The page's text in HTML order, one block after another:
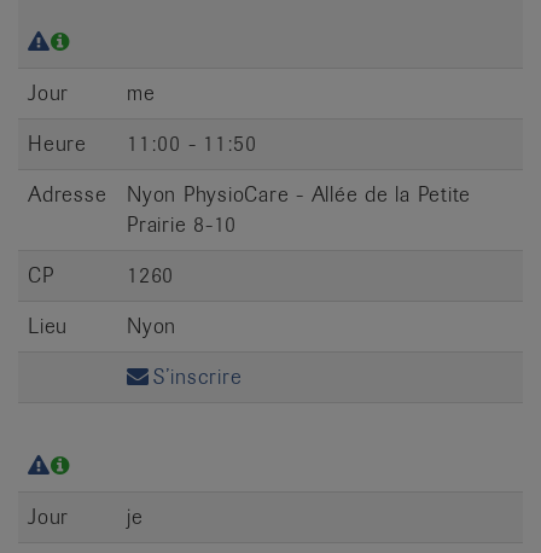
Jour
me
Heure
11:00 - 11:50
Adresse
Nyon PhysioCare - Allée de la Petite
Prairie 8-10
CP
1260
Lieu
Nyon
S’inscrire
Jour
je